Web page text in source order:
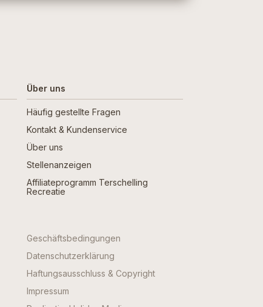
Über uns
Häufig gestellte Fragen
Kontakt & Kundenservice
Über uns
Stellenanzeigen
Affiliateprogramm Terschelling
Recreatie
Geschäftsbedingungen
Datenschutzerklärung
Haftungsausschluss & Copyright
Impressum